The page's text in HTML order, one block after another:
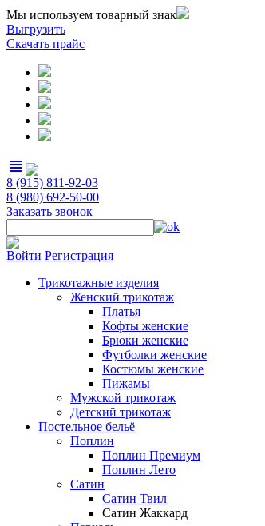
Мы используем товарный знак
Выгрузить
Скачать прайс
view_headline
8 (915) 811-92-03
8 (980) 692-50-00
Заказать звонок
Войти Регистрация
Трикотажные изделия
Женский трикотаж
Платья
Кофты женские
Брюки женские
Футболки женские
Костюмы женские
Пижамы
Мужской трикотаж
Детский трикотаж
Постельное бельё
Поплин
Поплин Премиум
Поплин Лето
Сатин
Сатин Твил
Сатин Жаккард